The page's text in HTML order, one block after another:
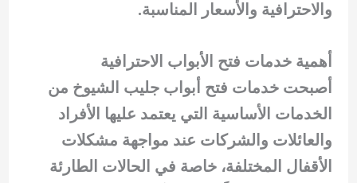
والاحترافية والأسعار المناسبة.
أهمية خدمات فتح الأبواب الاحترافية
أصبحت خدمات فتح أبواب جليب الشيوخ من
الخدمات الأساسية التي يعتمد عليها الأفراد
والعائلات والشركات عند مواجهة مشكلات
الأقفال المختلفة، خاصة في الحالات الطارئة